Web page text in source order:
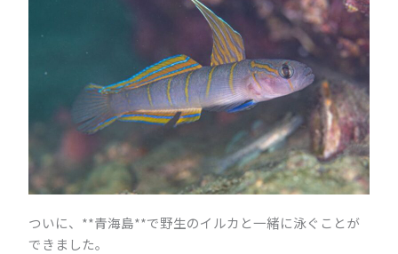
ついに、**青海島**で野生のイルカと一緒に泳ぐことが
できました。